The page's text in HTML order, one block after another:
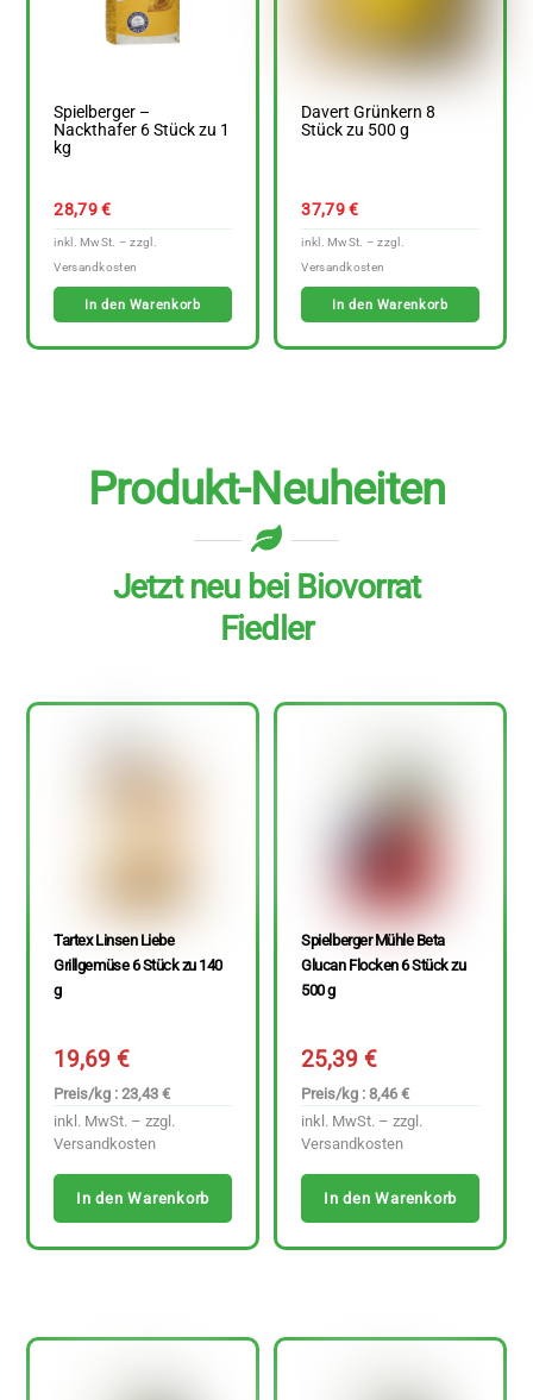
Spielberger –
Nackthafer 6 Stück zu 1
kg
28,79€
In den Warenkorb
Davert Grünkern 8
Stück zu 500 g
37,79€
In den Warenkorb
Produkt-Neuheiten
Jetzt neu bei Biovorrat
Fiedler
Tartex Linsen Liebe
Grillgemüse 6 Stück zu 140
g
19,69€
Preis/kg : 23,43 €
inkl. MwSt. – zzgl.
Versandkosten
In den Warenkorb
Spielberger Mühle Beta
Glucan Flocken 6 Stück zu
500 g
25,39€
Preis/kg : 8,46 €
inkl. MwSt. – zzgl.
Versandkosten
In den Warenkorb